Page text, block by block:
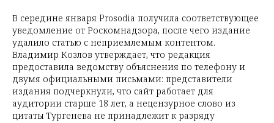
В середине января Prosodia получила соответствующее
уведомление от Роскомнадзора, после чего издание
удалило статью с неприемлемым контентом.
Владимир Козлов утверждает, что редакция
предоставила ведомству объяснения по телефону и
двумя официальными письмами: представители
издания подчеркнули, что сайт работает для
аудитории старше 18 лет, а нецензурное слово из
цитаты Тургенева не принадлежит к разряду